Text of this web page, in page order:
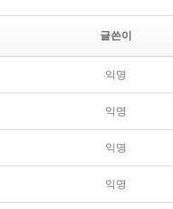
글쓴이
익명
익명
익명
익명